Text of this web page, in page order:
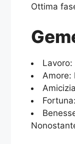
Ottima
Amore: